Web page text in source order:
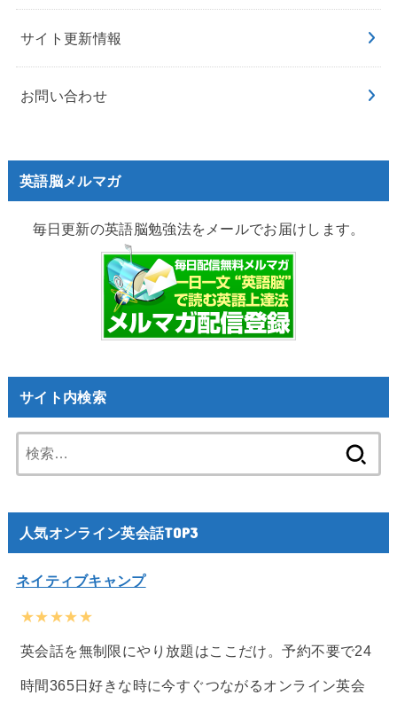
サイト更新情報
お問い合わせ
英語脳メルマガ
毎日更新の英語脳勉強法をメールでお届けします。
サイト内検索
索:
人気オンライン英会話TOP3
ネイティブキャンプ
★★★★★
英会話を無制限にやり放題はここだけ。予約不要で24
時間365日好きな時に今すぐつながるオンライン英会